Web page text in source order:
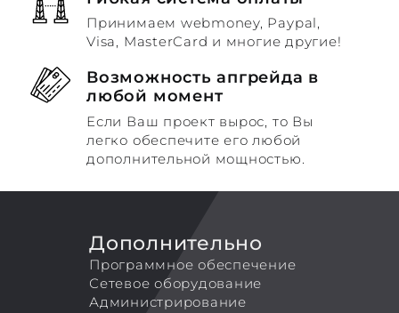
Принимаем webmoney, Paypal,
Visa, MasterCard и многие другие!
Возможность апгрейда в
любой момент
Если Ваш проект вырос, то Вы
легко обеспечите его любой
дополнительной мощностью.
Дополнительно
Программное обеспечение
Сетевое оборудование
Администрирование